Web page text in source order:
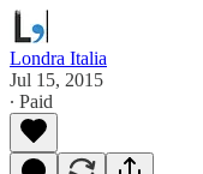
Londra Italia
Jul 15, 2015
∙ Paid